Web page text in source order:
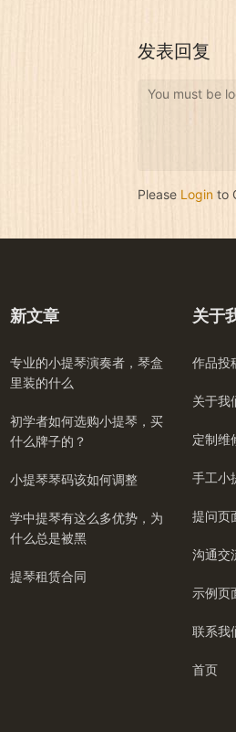
发表回复
You must be
Please Login to
新文章
专业的小提琴演奏者，琴盒
里装的什么
初学者如何选购小提琴，买
什么牌子的？
小提琴琴码该如何调整
学中提琴有这么多优势，为
什么总是被黑
提琴租赁合同
关于
作品投
关于我
定制维
手工小
提问页
沟通交
示例页
联系我
首页